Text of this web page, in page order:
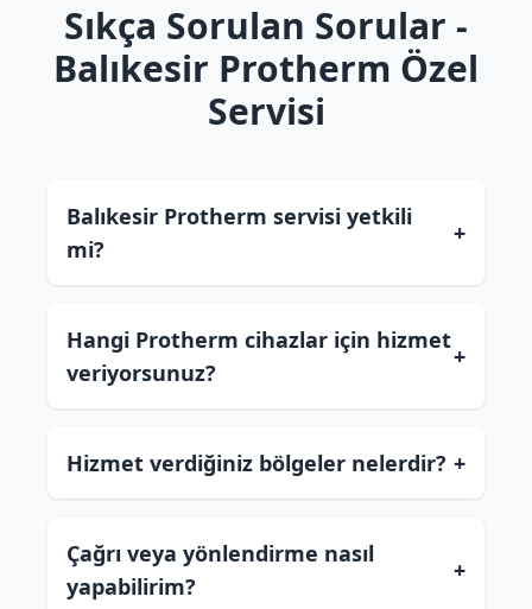
Sıkça Sorulan Sorular -
Balıkesir Protherm Özel
Servisi
Balıkesir Protherm servisi yetkili
mi?
+
Hangi Protherm cihazlar için hizmet
veriyorsunuz?
+
Hizmet verdiğiniz bölgeler nelerdir? +
Çağrı veya yönlendirme nasıl
yapabilirim?
+